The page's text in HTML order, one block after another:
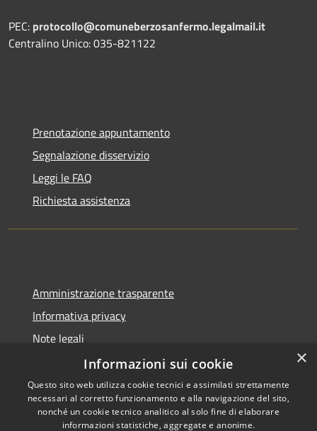
PEC: protocollo@comuneberzosanfermo.legalmail.it
Centralino Unico: 035-821122
Prenotazione appuntamento
Segnalazione disservizio
Leggi le FAQ
Richiesta assistenza
Amministrazione trasparente
Informativa privacy
Note legali
Dichiarazione di accessibilità
×
Informazioni sui cookie
Questo sito web utilizza cookie tecnici e assimilati strettamente
necessari al corretto funzionamento e alla navigazione del sito,
nonché un cookie tecnico analitico al solo fine di elaborare
informazioni statistiche, aggregate e anonime.